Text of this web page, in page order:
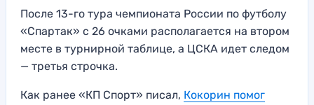
После 13-го тура чемпионата России по футболу
«Спартак» с 26 очками располагается на втором
месте в турнирной таблице, а ЦСКА идет следом
— третья строчка.
Как ранее «КП Спорт» писал, Кокорин помог